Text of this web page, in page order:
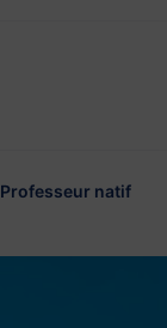
Professeur natif